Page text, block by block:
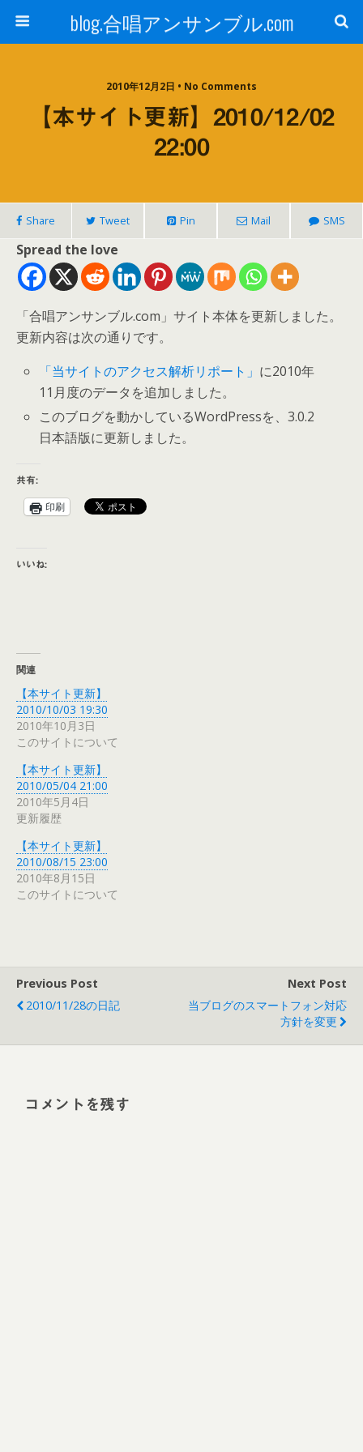
blog.合唱アンサンブル.com
2010年12月2日 • No Comments
【本サイト更新】2010/12/02
22:00
Share Tweet Pin Mail SMS
Spread the love
「合唱アンサンブル.com」サイト本体を更新しました。
更新内容は次の通りです。
「当サイトのアクセス解析リポート」 に2010年
11月度のデータを追加しました。
このブログを動かしているWordPressを、3.0.2
日本語版に更新しました。
共有:
印刷
いいね:
関連
【本サイト更新】
2010/10/03 19:30
2010年10月3日
このサイトについて
【本サイト更新】
2010/05/04 21:00
2010年5月4日
更新履歴
【本サイト更新】
2010/08/15 23:00
2010年8月15日
このサイトについて
Previous Post
2010/11/28の日記
Next Post
当ブログのスマートフォン対応
方針を変更
コメントを残す